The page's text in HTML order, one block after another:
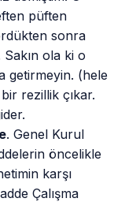
püften
sonra
ola ki o
getirmeyin. (hele
rezillik çıkar.
. Genel Kurul
öncelikle
karşı
Çalışma